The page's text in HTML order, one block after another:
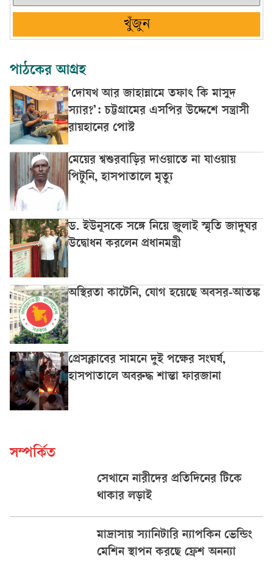
খুঁজুন
পাঠকের আগ্রহ
‘দোযখ আর জাহান্নামে তফাৎ কি মাসুদ
স্যার?’: চট্টগ্রামের এসপির উদ্দেশে সন্ত্রাসী
রায়হানের পোস্ট
মেয়ের শ্বশুরবাড়ির দাওয়াতে না যাওয়ায়
পিটুনি, হাসপাতালে মৃত্যু
ড. ইউনূসকে সঙ্গে নিয়ে জুলাই স্মৃতি জাদুঘর
উদ্বোধন করলেন প্রধানমন্ত্রী
অস্থিরতা কাটেনি, যোগ হয়েছে অবসর-আতঙ্ক
প্রেসক্লাবের সামনে দুই পক্ষের সংঘর্ষ,
হাসপাতালে অবরুদ্ধ শান্তা ফারজানা
সম্পর্কিত
সেখানে নারীদের প্রতিদিনের টিকে
থাকার লড়াই
মাদ্রাসায় স্যানিটারি ন্যাপকিন ভেন্ডিং
মেশিন স্থাপন করছে ফ্রেশ অনন্যা